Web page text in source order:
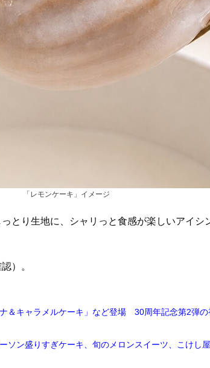
「レモンケーキ」イメージ
とり生地に、シャリっと食感が楽しいアイシ
）。
＆キャラメルケーキ」など登場 30周年記念第2弾
ソン盛りすぎケーキ、旬のメロンスイーツ、こけし